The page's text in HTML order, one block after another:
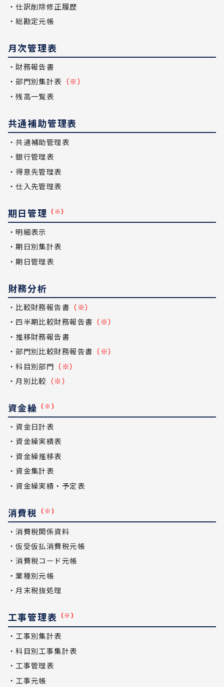
・仕訳削除修正履歴
・総勘定元帳
月次管理表
・財務報告書
・部門別集計表 （※）
・残高一覧表
共通補助管理表
・共通補助管理表
・銀行管理表
・得意先管理表
・仕入先管理表
期日管理 （※）
・明細表示
・期日別集計表
・期日管理表
財務分析
・比較財務報告書 （※）
・四半期比較財務報告書 （※）
・推移財務報告書
・部門別比較財務報告書 （※）
・科目別部門 （※）
・月別比較 （※）
資金繰 （※）
・資金日計表
・資金繰実績表
・資金繰推移表
・資金集計表
・資金繰実績・予定表
消費税 （※）
・消費税関係資料
・仮受仮払消費税元帳
・消費税コード元帳
・業種別元帳
・月末税抜処理
工事管理表 （※）
・工事別集計表
・科目別工事集計表
・工事管理表
・工事元帳